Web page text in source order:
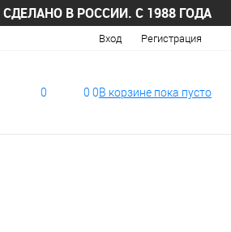
СДЕЛАНО В РОССИИ. С 1988 ГОДА
Вход Регистрация
0 0 0В корзине пока пусто